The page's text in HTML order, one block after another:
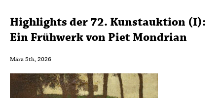
Highlights der 72. Kunstauktion (I):
Ein Frühwerk von Piet Mondrian
März 5th, 2026